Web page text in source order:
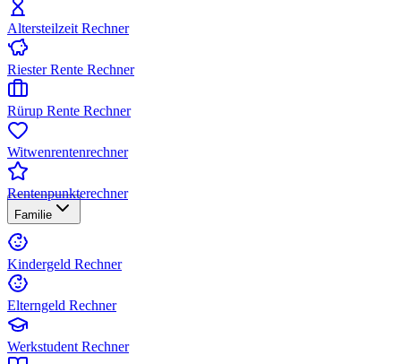
Altersteilzeit Rechner
Riester Rente Rechner
Rürup Rente Rechner
Witwenrentenrechner
Rentenpunkterechner
Familie
Kindergeld Rechner
Elterngeld Rechner
Werkstudent Rechner